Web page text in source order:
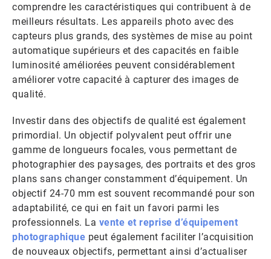
comprendre les caractéristiques qui contribuent à de
meilleurs résultats. Les appareils photo avec des
capteurs plus grands, des systèmes de mise au point
automatique supérieurs et des capacités en faible
luminosité améliorées peuvent considérablement
améliorer votre capacité à capturer des images de
qualité.
Investir dans des objectifs de qualité est également
primordial. Un objectif polyvalent peut offrir une
gamme de longueurs focales, vous permettant de
photographier des paysages, des portraits et des gros
plans sans changer constamment d’équipement. Un
objectif 24-70 mm est souvent recommandé pour son
adaptabilité, ce qui en fait un favori parmi les
professionnels. La vente et reprise d’équipement
photographique peut également faciliter l’acquisition
de nouveaux objectifs, permettant ainsi d’actualiser